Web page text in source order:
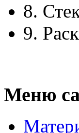
8.
9.
Меню